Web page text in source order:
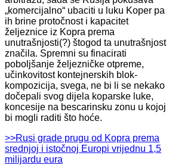
„komercijalno“ ubaciti u luku Koper pa
ih brine protočnost i kapacitet
željeznice iz Kopra prema
unutrašnjosti(?) štogod ta unutrašnjost
značila. Spremni su finacirati
poboljšanje željezničke otpreme,
učinkovitost kontejnerskih blok-
kompozicija, svega, ne bi li se nekako
dočepali svog dijela koparske luke,
koncesije na bescarinsku zonu u kojoj
bi mogli raditi što hoće.
>>Rusi grade prugu od Kopra prema
srednjoj i istočnoj Europi vrijednu 1,5
milijardu eura